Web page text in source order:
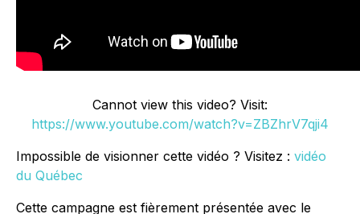
Cannot view this video? Visit:
https://www.youtube.com/watch?v=ZBZhrV7qji4
Impossible de visionner cette vidéo ? Visitez : vidéo
du Québec
Cette campagne est fièrement présentée avec le